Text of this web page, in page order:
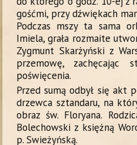
gośćmi, przy dźwiękach
Podczas mszy ta sama
Imiela, grała rozmaite
Zygmunt Skarżyński z
przemowę,
poświęcenia.
Przed sumą odbył się akt
drzewca sztandaru, na
obraz św. Floryana.
Bolechowski z księżną
p. Swieżyńską.